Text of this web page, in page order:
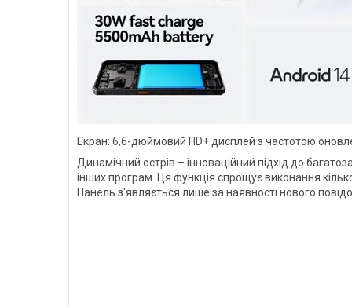
Екран: 6,6-дюймовий HD+ дисплей з частотою
Динамічний острів – інноваційний підхід до
інших програм. Ця функція спрощує виконання
Панель з'являється лише за наявності нового